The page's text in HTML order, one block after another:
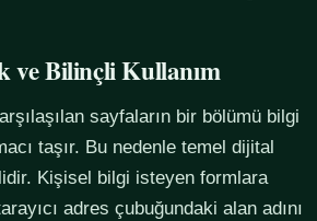
ve Bilinçli Kullanım
sayfaların bir bölümü bilgi
taşır. Bu nedenle temel dijital
Kişisel bilgi isteyen formlara
adres çubuğundaki alan adını